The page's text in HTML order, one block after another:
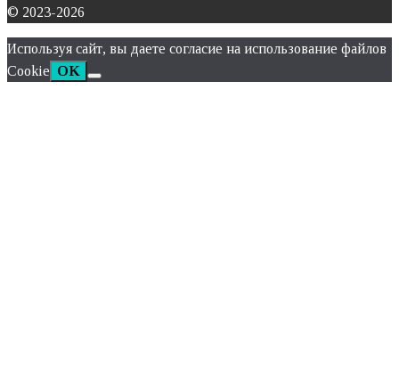
© 2023-2026
Используя сайт, вы даете согласие на использование файлов
Cookie OK